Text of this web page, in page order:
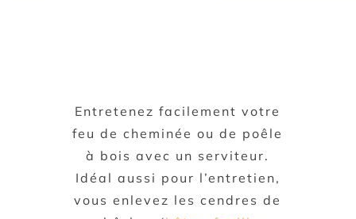
Entretenez facilement votre
feu de cheminée ou de poêle
à bois avec un serviteur.
Idéal aussi pour l’entretien,
vous enlevez les cendres de